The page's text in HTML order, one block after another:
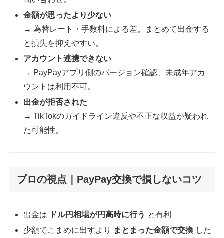
金額が思ったより少ない
→ 為替レート・手数料による差。まとめて出金する
と損失を抑えやすい。
アカウント連携できない
→ PayPayアプリ側のバージョン確認、未成年アカ
ウントは利用不可。
出金が拒否された
→ TikTokのガイドライン違反や不正な収益が疑われ
た可能性。
プロの視点｜PayPay交換で損しないコツ
出金は ドル円相場が円高時に行う と有利
少額でこまめに出すより
まとまった金額で交換 した